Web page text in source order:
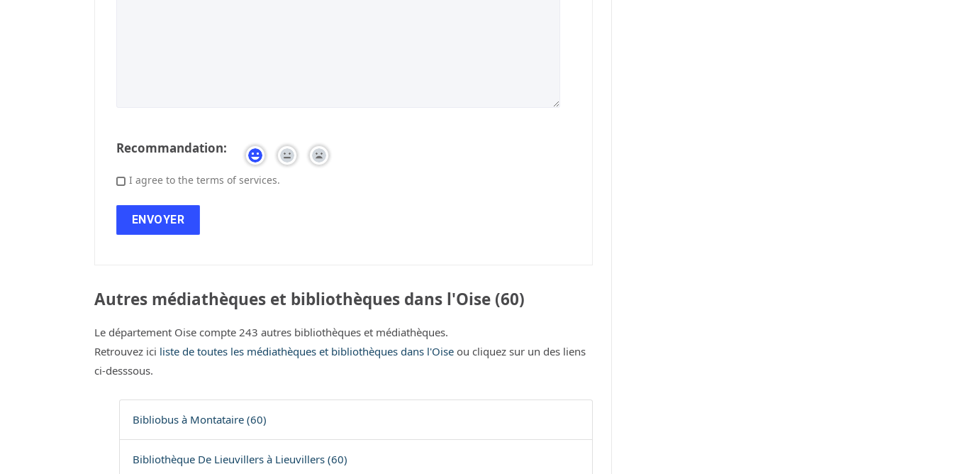
Recommandation:
I agree to the terms of services.
Autres médiathèques et bibliothèques dans l'Oise (60)
Le département Oise compte 243 autres bibliothèques et médiathèques.
Retrouvez ici liste de toutes les médiathèques et bibliothèques dans l'Oise ou cliquez sur un des liens
ci-desssous.
Bibliobus à Montataire (60)
Bibliothèque De Lieuvillers à Lieuvillers (60)